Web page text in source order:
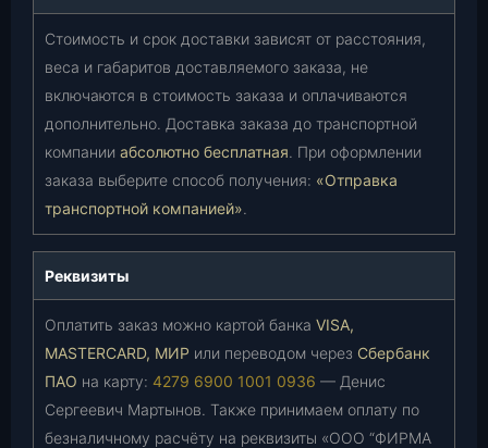
Стоимость и срок доставки зависят от расстояния,
веса и габаритов доставляемого заказа, не
включаются в стоимость заказа и оплачиваются
дополнительно. Доставка заказа до транспортной
компании абсолютно бесплатная. При оформлении
заказа выберите способ получения: «Отправка
транспортной компанией».
Реквизиты
Оплатить заказ можно картой банка VISA,
MASTERCARD, МИР или переводом через Сбербанк
ПАО на карту: 4279 6900 1001 0936 — Денис
Сергеевич Мартынов. Также принимаем оплату по
безналичному расчёту на реквизиты «ООО “ФИРМА